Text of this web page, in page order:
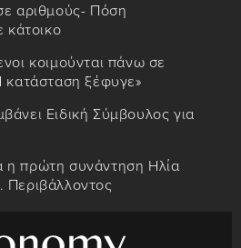
αριθμούς- Πόση
κάτοικο
κοιμούνται πάνω σε
κατάσταση ξέφυγε»
Ειδική Σύμβουλος για
πρώτη συνάντηση Ηλία